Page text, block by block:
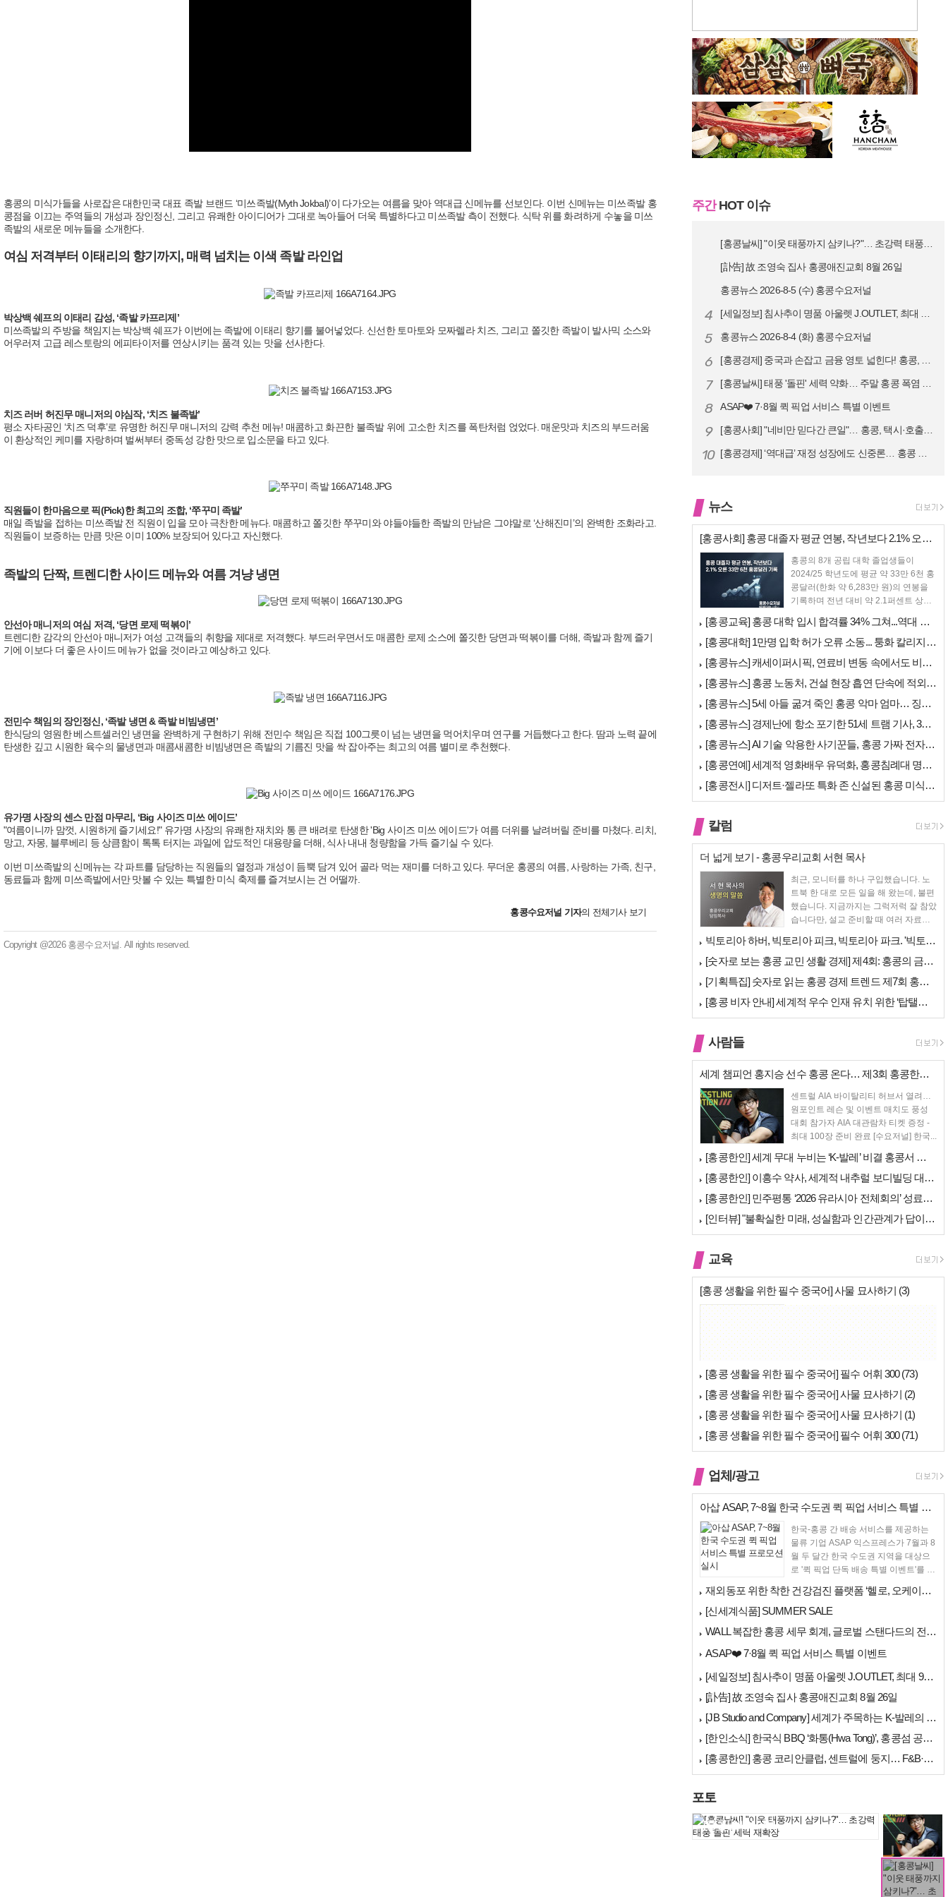
홍콩의 미식가들을 사로잡은 대한민국 대표 족발 브랜드 ‘미쓰족발(Myth Jokbal)’이 다가오는 여름을 맞아 역대급 신메뉴를 선보인다. 이번 신메뉴는 미쓰족발 홍
콩점을 이끄는 주역들의 개성과 장인정신, 그리고 유쾌한 아이디어가 그대로 녹아들어 더욱 특별하다고 미쓰족발 측이 전했다. 식탁 위를 화려하게 수놓을 미쓰
족발의 새로운 메뉴들을 소개한다.
여심 저격부터 이태리의 향기까지, 매력 넘치는 이색 족발 라인업
박상백 쉐프의 이태리 감성, ‘족발 카프리제’
미쓰족발의 주방을 책임지는 박상백 쉐프가 이번에는 족발에 이태리 향기를 불어넣었다. 신선한 토마토와 모짜렐라 치즈, 그리고 쫄깃한 족발이 발사믹 소스와
어우러져 고급 레스토랑의 에피타이저를 연상시키는 품격 있는 맛을 선사한다.
치즈 러버 허진무 매니저의 야심작, ‘치즈 불족발’
평소 자타공인 ‘치즈 덕후’로 유명한 허진무 매니저의 강력 추천 메뉴! 매콤하고 화끈한 불족발 위에 고소한 치즈를 폭탄처럼 얹었다. 매운맛과 치즈의 부드러움
이 환상적인 케미를 자랑하며 벌써부터 중독성 강한 맛으로 입소문을 타고 있다.
직원들이 한마음으로 픽(Pick)한 최고의 조합, ‘쭈꾸미 족발’
매일 족발을 접하는 미쓰족발 전 직원이 입을 모아 극찬한 메뉴다. 매콤하고 쫄깃한 쭈꾸미와 야들야들한 족발의 만남은 그야말로 ‘산해진미’의 완벽한 조화라고.
직원들이 보증하는 만큼 맛은 이미 100% 보장되어 있다고 자신했다.
족발의 단짝, 트렌디한 사이드 메뉴와 여름 겨냥 냉면
안선아 매니저의 여심 저격, ‘당면 로제 떡볶이’
트렌디한 감각의 안선아 매니저가 여성 고객들의 취향을 제대로 저격했다. 부드러우면서도 매콤한 로제 소스에 쫄깃한 당면과 떡볶이를 더해, 족발과 함께 즐기
기에 이보다 더 좋은 사이드 메뉴가 없을 것이라고 예상하고 있다.
전민수 책임의 장인정신, ‘족발 냉면 & 족발 비빔냉면’
한식당의 영원한 베스트셀러인 냉면을 완벽하게 구현하기 위해 전민수 책임은 직접 100그릇이 넘는 냉면을 먹어치우며 연구를 거듭했다고 한다. 땀과 노력 끝에
탄생한 깊고 시원한 육수의 물냉면과 매콤새콤한 비빔냉면은 족발의 기름진 맛을 싹 잡아주는 최고의 여름 별미로 추천했다.
유가명 사장의 센스 만점 마무리, ‘Big 사이즈 미쓰 에이드’
"여름이니까 맘껏, 시원하게 즐기세요!" 유가명 사장의 유쾌한 재치와 통 큰 배려로 탄생한 'Big 사이즈 미쓰 에이드'가 여름 더위를 날려버릴 준비를 마쳤다. 리치,
망고, 자몽, 블루베리 등 상큼함이 톡톡 터지는 과일에 압도적인 대용량을 더해, 식사 내내 청량함을 가득 즐기실 수 있다.
이번 미쓰족발의 신메뉴는 각 파트를 담당하는 직원들의 열정과 개성이 듬뿍 담겨 있어 골라 먹는 재미를 더하고 있다. 무더운 홍콩의 여름, 사랑하는 가족, 친구,
동료들과 함께 미쓰족발에서만 맛볼 수 있는 특별한 미식 축제를 즐겨보시는 건 어떨까.
홍콩수요저널 기자의 전체기사 보기
Copyright @2026 홍콩수요저널. All rights reserved.
주간HOT 이슈
[홍콩날씨] "이웃 태풍까지 삼키나?"… 초강력 태풍 '돌핀' 세력 재확…
[訃告] 故 조영숙 집사 홍콩애진교회 8월 26일
홍콩뉴스 2026-8-5 (수) 홍콩수요저널
4 [세일정보] 침사추이 명품 아울렛 J.OUTLET, 최대 90% 빅 세일…
5 홍콩뉴스 2026-8-4 (화) 홍콩수요저널
6 [홍콩경제] 중국과 손잡고 금융 영토 넓힌다! 홍콩, 10대 신규 정책 …
7 [홍콩날씨] 태풍 '돌핀' 세력 약화… 주말 홍콩 폭염 예고
8 ASAP❤️ 7·8월 퀵 픽업 서비스 특별 이벤트
9 [홍콩사회] "네비만 믿다간 큰일"… 홍콩, 택시·호출차 통합 시험 도입…
10 [홍콩경제] ‘역대급’ 재정 성장에도 신중론… 홍콩 GDP 전망 상향 속…
뉴스
[홍콩사회] 홍콩 대졸자 평균 연봉, 작년보다 2.1% 오른 33만 6천…
홍콩의 8개 공립 대학 졸업생들이
2024/25 학년도에 평균 약 33만 6천 홍
콩달러(한화 약 6,283만 원)의 연봉을
기록하며 전년 대비 약 2.1퍼센트 상승
[홍콩교육] 홍콩 대학 입시 합격률 34% 그쳐...역대 최저
[홍콩대학] 1만명 입학 허가 오류 소동... 퉁화 칼리지 공식 사과
[홍콩뉴스] 캐세이퍼시픽, 연료비 변동 속에서도 비용 절감 위한 감편 계…
[홍콩뉴스] 홍콩 노동처, 건설 현장 흡연 단속에 적외선 드론 투입 검토
[홍콩뉴스] 5세 아들 굶겨 죽인 홍콩 악마 엄마… 징역 22년 중형 선…
[홍콩뉴스] 경제난에 항소 포기한 51세 트램 기사, 3세 여아 치사 혐…
[홍콩뉴스] AI 기술 악용한 사기꾼들, 홍콩 가짜 전자 비자 사이트 극…
[홍콩연예] 세계적 영화배우 유덕화, 홍콩침례대 명예 박사 학위 받는다
[홍콩전시] 디저트·젤라또 특화 존 신설된 홍콩 미식 박람회 다음주 개막
칼럼
더 넓게 보기 - 홍콩우리교회 서현 목사
최근, 모니터를 하나 구입했습니다. 노
트북 한 대로 모든 일을 해 왔는데, 불편
했습니다. 지금까지는 그럭저럭 잘 참았
습니다만, 설교 준비할 때 여러 자료를
빅토리아 하버, 빅토리아 피크, 빅토리아 파크. '빅토리아’의 이름은 어…
[숫자로 보는 홍콩 교민 생활 경제] 제4회: 홍콩의 금융 — 지표 및 …
[기획특집] 숫자로 읽는 홍콩 경제 트렌드 제7회 홍콩 문화·창의 산업…
[홍콩 비자 안내] 세계적 우수 인재 유치 위한 ‘탑탤런트 비자(TTPS…
사람들
세계 챔피언 홍지승 선수 홍콩 온다… 제3회 홍콩한인팔씨름대회 9월 12…
센트럴 AIA 바이탈리티 허브서 열려…
원포인트 레슨 및 이벤트 매치도 풍성
대회 참가자 AIA 대관람차 티켓 증정 -
최대 100장 준비 완료 [수요저널] 한국...
[홍콩한인] 세계 무대 누비는 ‘K-발레’ 비결 홍콩서 연다… 정발레스튜…
[홍콩한인] 이흥수 약사, 세계적 내추럴 보디빌딩 대회 WNBF 홍콩서 …
[홍콩한인] 민주평통 ‘2026 유라시아 전체회의’ 성료… 이재명 대통령…
[인터뷰] "불확실한 미래, 성실함과 인간관계가 답이다"… 최강욱 한은 …
교육
[홍콩 생활을 위한 필수 중국어] 사물 묘사하기 (3)
푸통화 광동어
[홍콩 생활을 위한 필수 중국어] 필수 어휘 300 (73)
[홍콩 생활을 위한 필수 중국어] 사물 묘사하기 (2)
[홍콩 생활을 위한 필수 중국어] 사물 묘사하기 (1)
[홍콩 생활을 위한 필수 중국어] 필수 어휘 300 (71)
업체/광고
아삽 ASAP, 7~8월 한국 수도권 퀵 픽업 서비스 특별 프로모션 실시
한국-홍콩 간 배송 서비스를 제공하는
물류 기업 ASAP 익스프레스가 7월과 8
월 두 달간 한국 수도권 지역을 대상으
로 '퀵 픽업 단독 배송 특별 이벤트'를 진
재외동포 위한 착한 건강검진 플랫폼 ‘헬로, 오케이검진’ 서비스 개시
[신세계식품] SUMMER SALE
WALL 복잡한 홍콩 세무 회계, 글로벌 스탠다드의 전문가들이 답을 드립…
ASAP❤️ 7·8월 퀵 픽업 서비스 특별 이벤트
[세일정보] 침사추이 명품 아울렛 J.OUTLET, 최대 90% 빅 세일…
[訃告] 故 조영숙 집사 홍콩애진교회 8월 26일
[JB Studio and Company] 세계가 주목하는 K-발레의 비…
[한인소식] 한국식 BBQ ‘화통(Hwa Tong)’, 홍콩섬 공략 본격…
[홍콩한인] 홍콩 코리안클럽, 센트럴에 둥지… F&B·아트갤러리 명칭 공…
포토
[홍콩뉴스] 몽콕 …
세계 챔피언 홍지승…
[홍콩날씨] "이웃…